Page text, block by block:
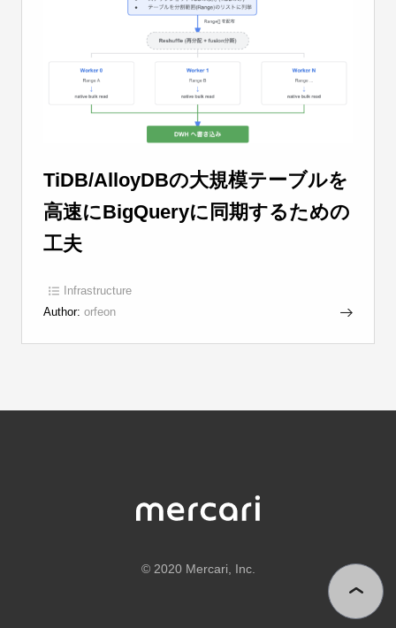
TiDB/AlloyDBの大規模テーブルを
高速にBigQueryに同期するための
工夫
Infrastructure
Author: orfeon
© 2020 Mercari, Inc.